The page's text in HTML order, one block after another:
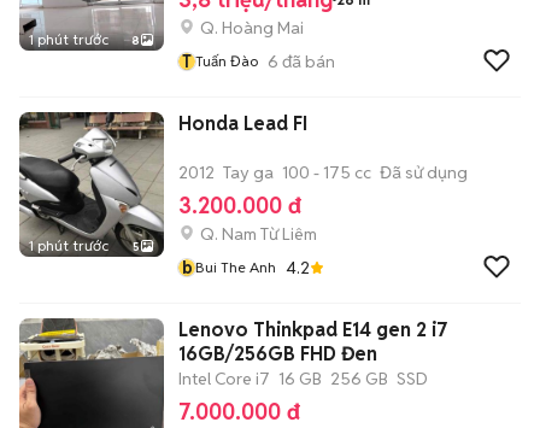
1 phút trước 8
Q. Hoàng Mai
T Tuấn Đào 6 đã bán
1 phút trước 5
Honda Lead FI
2012 Tay ga 100 - 175 cc Đã sử dụng
3.200.000 đ
Q. Nam Từ Liêm
bBui The Anh 4.2
Lenovo Thinkpad E14 gen 2 i7
16GB/256GB FHD Đen
Intel Core i7 16 GB 256 GB SSD
7.000.000 đ